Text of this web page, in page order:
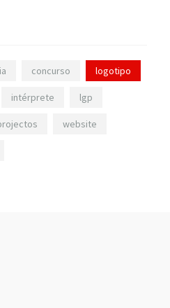
concurso logotipo
intérprete lgp
website